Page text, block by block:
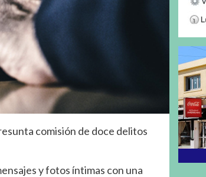
comisión de doce delitos
y fotos íntimas con una